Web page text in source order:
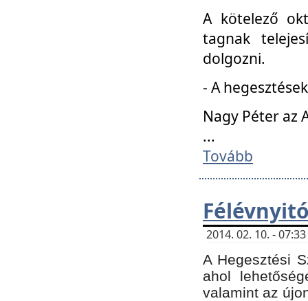
A kötelező
tagnak
dolgozni.
- A
Nagy Péter az
...
Tovább
2014. 02. 10. -
A Hegesztési
ahol
valamint az